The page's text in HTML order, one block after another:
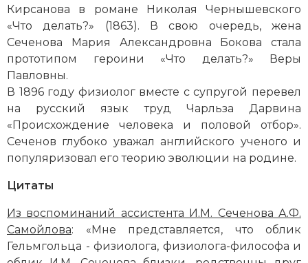
Кирсанова в романе Николая Чернышевского
«Что делать?» (1863). В свою очередь, жена
Сеченова Мария Александровна Бокова стала
прототипом героини «Что делать?» Веры
Павловны.
В 1896 году физиолог вместе с супругой перевел
на русский язык труд Чарльза Дарвина
«Происхождение человека и половой отбор».
Сеченов глубоко уважал английского ученого и
популяризовал его теорию эволюции на родине.
Цитаты
Из воспоминаний ассистента И.М. Сеченова А.Ф.
Самойлова: «Мне представляется, что облик
Гельмгольца - физиолога, физиолога-философа и